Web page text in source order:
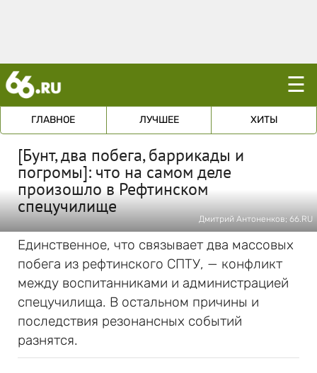
☰
ГЛАВНОЕ ЛУЧШЕЕ ХИТЫ
[Бунт, два побега, баррикады и
погромы]: что на самом деле
произошло в Рефтинском
спецучилище
Дмитрий Антоненков; 66.RU
Единственное, что связывает два массовых
побега из рефтинского СПТУ, — конфликт
между воспитанниками и администрацией
спецучилища. В остальном причины и
последствия резонансных событий
разнятся.